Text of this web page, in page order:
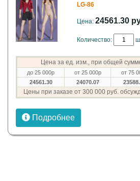
LG-86
Цена: 24561.30
Количество:
Цена за ед. изм., при общей
до 25 000р от 25 000р от 75
24561.30
24070.07
Цены при заказе от 300 000 руб.
Подробнее